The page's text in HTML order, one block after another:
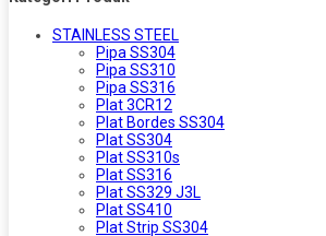
STAINLESS STEEL
Pipa SS304
Pipa SS310
Pipa SS316
Plat 3CR12
Plat Bordes SS304
Plat SS304
Plat SS310s
Plat SS316
Plat SS329 J3L
Plat SS410
Plat Strip SS304